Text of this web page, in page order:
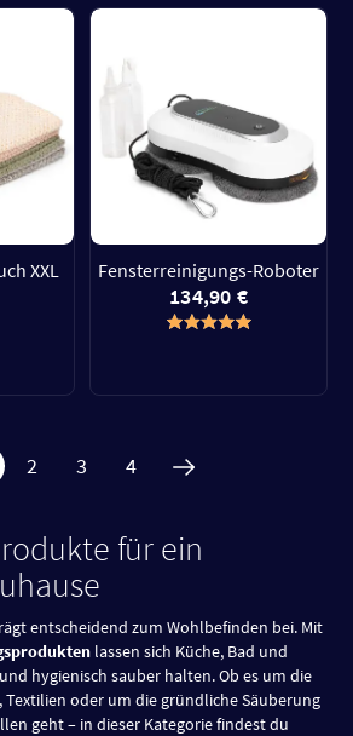
XXL
Fensterreinigungs-Roboter
134,90 €
2 3 4
für ein
entscheidend zum Wohlbefinden bei. Mit
lassen sich Küche, Bad und
hygienisch sauber halten. Ob es um die
Textilien oder um die gründliche Säuberung
geht – in dieser Kategorie findest du